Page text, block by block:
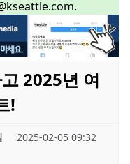
2025년 여
!
2025-02-05 09:32